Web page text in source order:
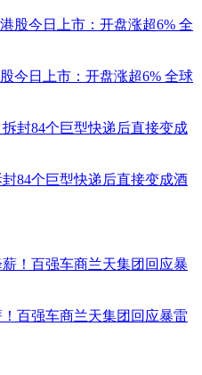
今日上市：开盘涨超6% 全球
84个巨型快递后直接变成酒
百强车商兰天集团回应暴雷